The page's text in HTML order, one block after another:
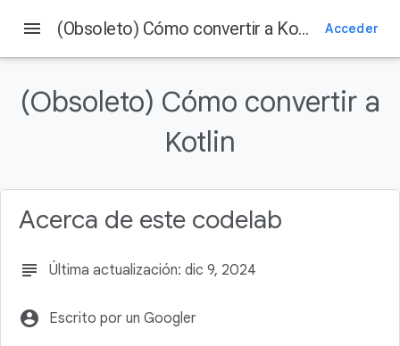
1. ¡Te damos la bienvenida!
Qué aprenderás
menu (Obsoleto) Cómo convertir a Kotlin Acceder
(Obsoleto) Cómo convertir a
Kotlin
Acerca de este codelab
subject Última actualización: dic 9, 2024
account_circle Escrito por un Googler